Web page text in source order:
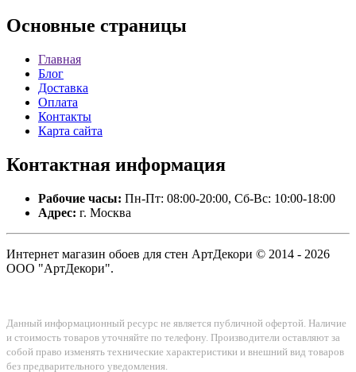
Основные страницы
Главная
Блог
Доставка
Оплата
Контакты
Карта сайта
Контактная информация
Рабочие часы: Пн-Пт: 08:00-20:00, Сб-Вс: 10:00-18:00
Адрес: г. Москва
Интернет магазин обоев для стен АртДекори © 2014 - 2026
ООО "АртДекори".
Данный информационный ресурс не является публичной офертой. Наличие
и стоимость товаров уточняйте по телефону. Производители оставляют за
собой право изменять технические характеристики и внешний вид товаров
без предварительного уведомления.